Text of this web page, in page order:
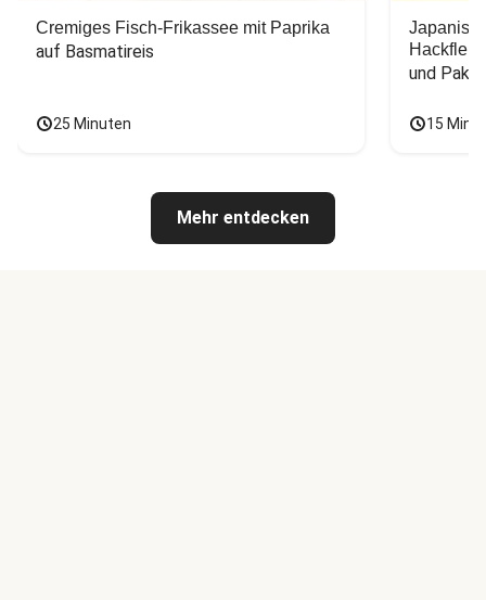
Cremiges Fisch-Frikassee mit Paprika
auf Basmatireis
25 Minuten
und Pak
15
Mehr entdecken